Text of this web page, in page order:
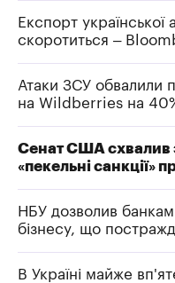
Експорт української
скоротиться –
Атаки ЗСУ обвалили
на Wildberries на
Сенат США схвалив
«пекельні санкції»
НБУ дозволив
бізнесу, що
В Україні майже